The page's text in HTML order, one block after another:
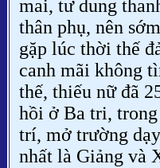
mai, tư dung
thân phụ, nên
gặp lúc thời thế
canh mãi không
thế, thiếu nữ đã
hồi ở Ba tri,
trí, mở trường
nhất là Giảng và